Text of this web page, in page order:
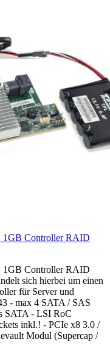
1GB Controller RAID
1GB Controller RAID
sich hierbei um einen
für Server und
- max 4 SATA / SAS
SATA - LSI RoC
inkl.! - PCIe x8 3.0 /
Modul (Supercap /